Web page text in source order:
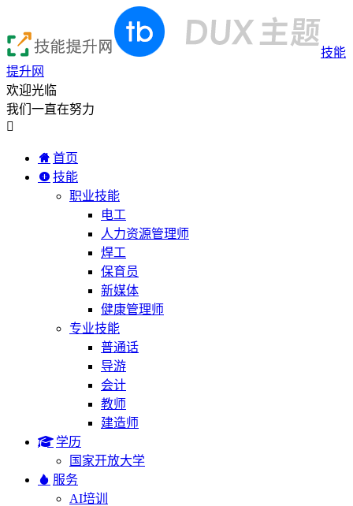
技能
提升网
欢迎光临
我们一直在努力

首页
技能
职业技能
电工
人力资源管理师
焊工
保育员
新媒体
健康管理师
专业技能
普通话
导游
会计
教师
建造师
学历
国家开放大学
服务
AI培训